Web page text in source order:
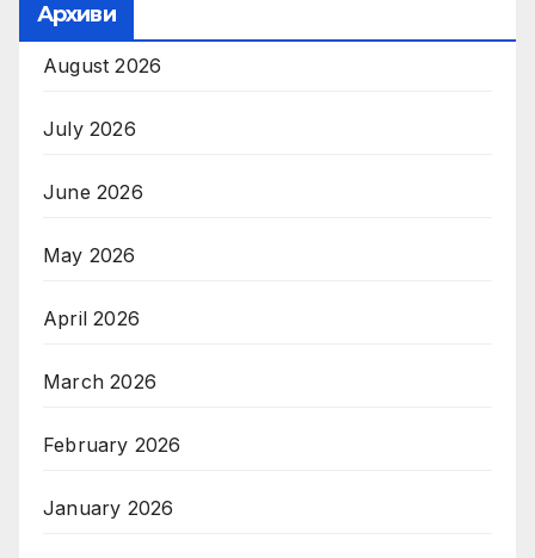
Архиви
August 2026
July 2026
June 2026
May 2026
April 2026
March 2026
February 2026
January 2026